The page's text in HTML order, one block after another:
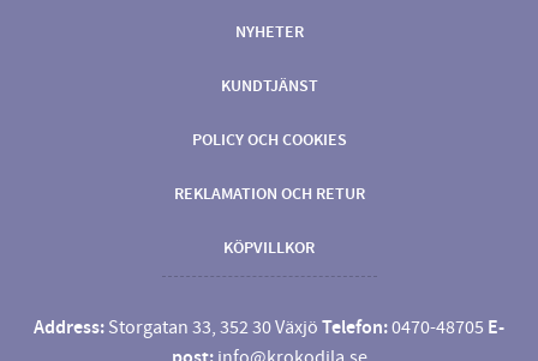
NYHETER
KUNDTJÄNST
POLICY OCH COOKIES
REKLAMATION OCH RETUR
KÖPVILLKOR
Address: Storgatan 33, 352 30 Växjö Telefon:0470-48705 E-